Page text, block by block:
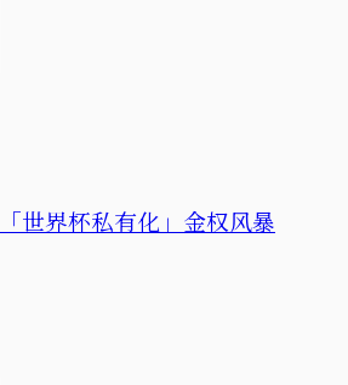
世界杯私有化」金权风暴